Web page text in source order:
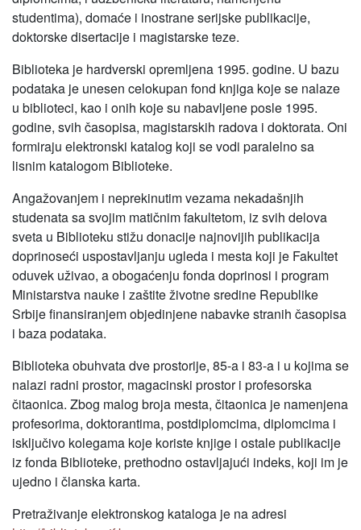
studentima), domaće i inostrane serijske publikacije,
doktorske disertacije i magistarske teze.
Biblioteka je hardverski opremljena 1995. godine. U bazu
podataka je unesen celokupan fond knjiga koje se nalaze
u biblioteci, kao i onih koje su nabavljene posle 1995.
godine, svih časopisa, magistarskih radova i doktorata. Oni
formiraju elektronski katalog koji se vodi paralelno sa
lisnim katalogom Biblioteke.
Angažovanjem i neprekinutim vezama nekadašnjih
studenata sa svojim matičnim fakultetom, iz svih delova
sveta u Biblioteku stižu donacije najnovijih publikacija
doprinoseći uspostavljanju ugleda i mesta koji je Fakultet
oduvek uživao, a obogaćenju fonda doprinosi i program
Ministarstva nauke i zaštite životne sredine Republike
Srbije finansiranjem objedinjene nabavke stranih časopisa
i baza podataka.
Biblioteka obuhvata dve prostorije, 85-a i 83-a i u kojima se
nalazi radni prostor, magacinski prostor i profesorska
čitaonica. Zbog malog broja mesta, čitaonica je namenjena
profesorima, doktorantima, postdiplomcima, diplomcima i
isključivo kolegama koje koriste knjige i ostale publikacije
iz fonda Biblioteke, prethodno ostavljajući indeks, koji im je
ujedno i članska karta.
Pretraživanje elektronskog kataloga je na adresi